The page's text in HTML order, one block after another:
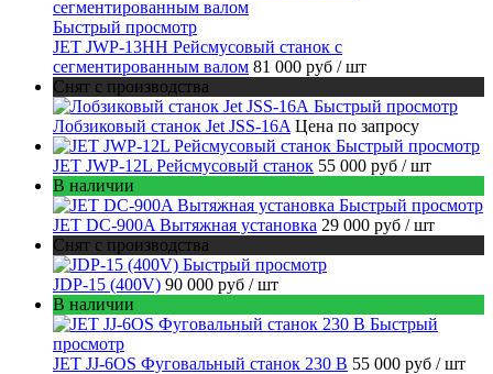
Быстрый просмотр
JET JWP-13HH Рейсмусовый станок с
сегментированным валом 81 000 руб / шт
Снят с производства
Быстрый просмотр
Лобзиковый станок Jet JSS-16A Цена по запросу
Быстрый просмотр
JET JWP-12L Рейсмусовый станок 55 000 руб / шт
В наличии
Быстрый просмотр
JET DC-900A Вытяжная установка 29 000 руб / шт
Снят с производства
Быстрый просмотр
JDP-15 (400V) 90 000 руб / шт
В наличии
Быстрый
просмотр
JET JJ-6OS Фуговальный станок 230 В 55 000 руб / шт